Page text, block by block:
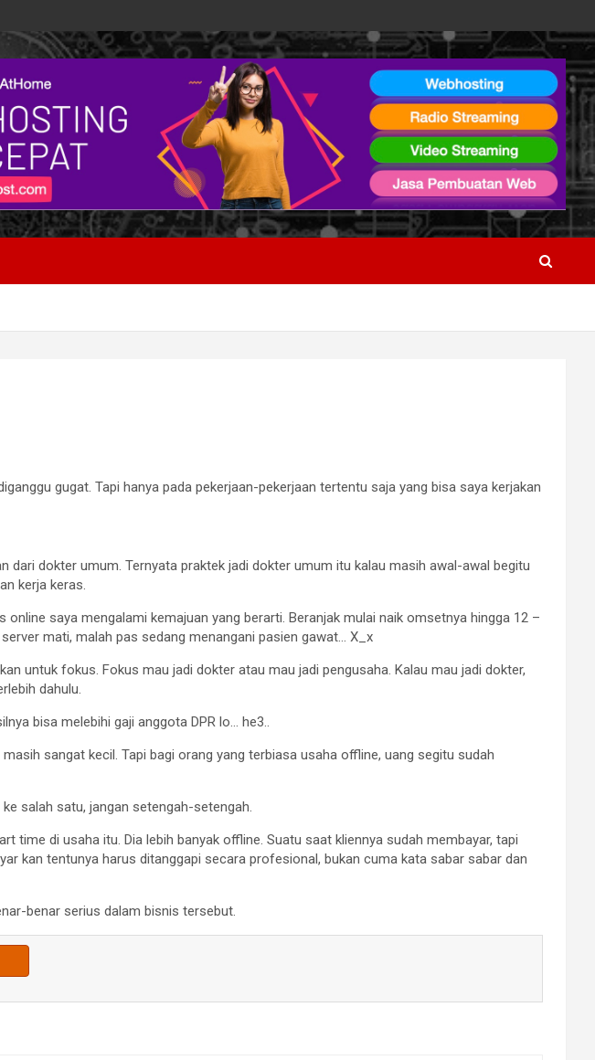
gugat. Tapi hanya pada pekerjaan-pekerjaan tertentu saja yang bisa saya kerjakan
dokter umum. Ternyata praktek jadi dokter umum itu kalau masih awal-awal begitu
kerja keras.
saya mengalami kemajuan yang berarti. Beranjak mulai naik omsetnya hingga 12 –
mati, malah pas sedang menangani pasien gawat… X_x
untuk fokus. Fokus mau jadi dokter atau mau jadi pengusaha. Kalau mau jadi dokter,
dahulu.
bisa melebihi gaji anggota DPR lo… he3..
sangat kecil. Tapi bagi orang yang terbiasa usaha offline, uang segitu sudah
salah satu, jangan setengah-setengah.
time di usaha itu. Dia lebih banyak offline. Suatu saat kliennya sudah membayar, tapi
kan tentunya harus ditanggapi secara profesional, bukan cuma kata sabar sabar dan
benar serius dalam bisnis tersebut.